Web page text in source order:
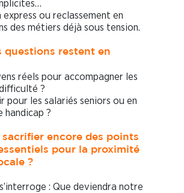
express ou reclassement en
des métiers déjà sous tension.
questions restent en
réels pour accompagner les
?
pour les salariés seniors ou en
handicap ?
sacrifier encore des points
pour la proximité
?
s’interroge : Que deviendra notre